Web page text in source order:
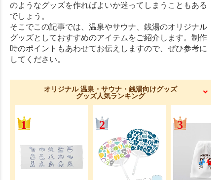
のようなグッズを作ればよいか迷ってしまうこともある
でしょう。
そこでこの記事では、温泉やサウナ、銭湯のオリジナル
グッズとしておすすめのアイテムをご紹介します。制作
時のポイントもあわせてお伝えしますので、ぜひ参考に
してください。
オリジナル 温泉・サウナ・銭湯向けグッズ
グッズ人気ランキング